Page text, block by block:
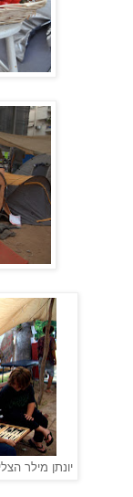
יונתן מילר הצליח לישון 5 שעות